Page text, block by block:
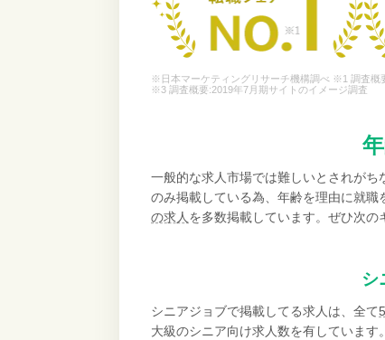
※日本マーケティングリサーチ機構調べ ※1 調査概
※3 調査概要:2019年7月期サイトのイメージ調査
一般的な求人市場では難しいとされが
のみ掲載している為、年齢を理由に就
の求人 を多数掲載しています。ぜひ次の
シ
シニアジョブで掲載してる求人は、全て
大級のシニア向け求人数を有しています